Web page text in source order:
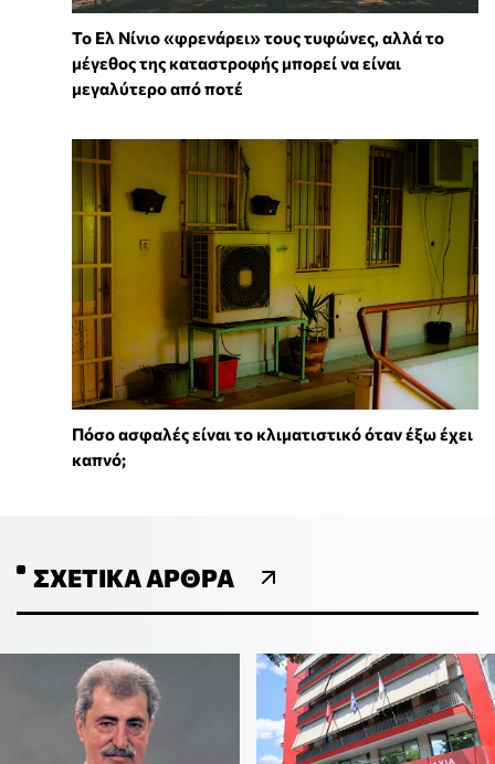
Το Ελ Νίνιο «φρενάρει» τους τυφώνες, αλλά το
μέγεθος της καταστροφής μπορεί να είναι
μεγαλύτερο από ποτέ
Πόσο ασφαλές είναι το κλιματιστικό όταν έξω έχει
καπνό;
ΣΧΕΤΙΚΆ ΆΡΘΡΑ